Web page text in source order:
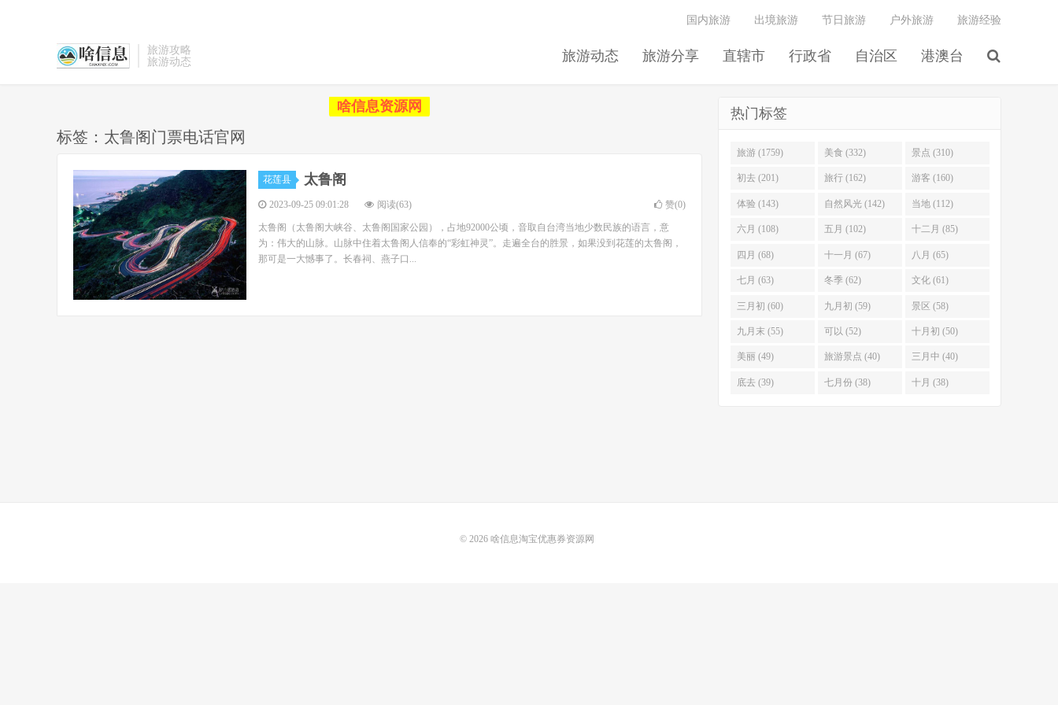
旅游攻略
旅游动态
旅游动态 旅游分享 直辖市 行政省 自治区 港澳台
国内旅游 出境旅游 节日旅游 户外旅游 旅游经验
啥信息资源网
标签：太鲁阁门票电话官网
花莲县 太鲁阁
2023-09-25 09:01:28 阅读(63) 赞(0)
太鲁阁（太鲁阁大峡谷、太鲁阁国家公园），占地92000公顷，音取自台湾当地少数民族的语言，意
为：伟大的山脉。山脉中住着太鲁阁人信奉的“彩虹神灵”。走遍全台的胜景，如果没到花莲的太鲁阁，
那可是一大憾事了。长春祠、燕子口...
热门标签
旅游 (1759) 美食 (332) 景点 (310)
初去 (201) 旅行 (162) 游客 (160)
体验 (143) 自然风光 (142) 当地 (112)
六月 (108) 五月 (102) 十二月 (85)
四月 (68) 十一月 (67) 八月 (65)
七月 (63) 冬季 (62) 文化 (61)
三月初 (60) 九月初 (59) 景区 (58)
九月末 (55) 可以 (52) 十月初 (50)
美丽 (49) 旅游景点 (40) 三月中 (40)
底去 (39) 七月份 (38) 十月 (38)
© 2026 啥信息淘宝优惠券资源网